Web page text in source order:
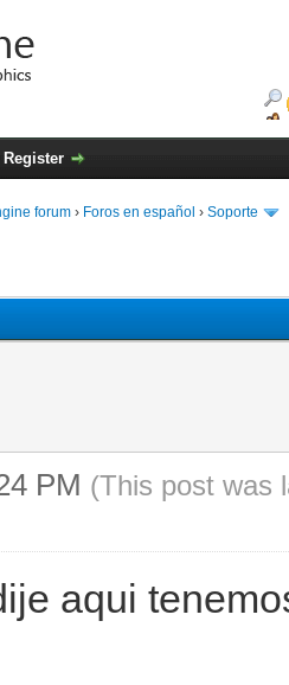
Register
forum › Foros en español › Soporte
PM (This post was
aqui